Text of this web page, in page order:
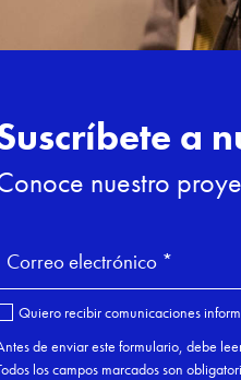
de gestión en
Superior de Gestión y